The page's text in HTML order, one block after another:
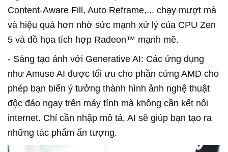
Content-Aware Fill, Auto Reframe,... chạy mượt mà
và hiệu quả hơn nhờ sức mạnh xử lý của CPU Zen
5 và đồ họa tích hợp Radeon™ mạnh mẽ.
- Sáng tạo ảnh với Generative AI: Các ứng dụng
như Amuse AI được tối ưu cho phần cứng AMD cho
phép bạn biến ý tưởng thành hình ảnh nghệ thuật
độc đáo ngay trên máy tính mà không cần kết nối
internet. Chỉ cần nhập mô tả, AI sẽ giúp bạn tạo ra
những tác phẩm ấn tượng.